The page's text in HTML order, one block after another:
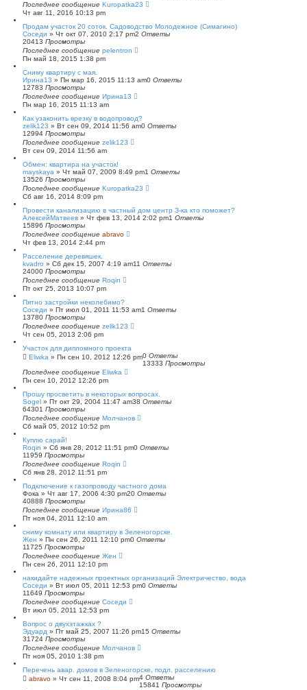
Последнее сообщение Kuropatka23
Чт авг 11, 2016 10:13 pm
Продам участок 20 соток. Садоводство Молодежное (Симагино)
Соседи » Чт окт 07, 2010 2:17 pm2 Ответы
20413 Просмотры
Последнее сообщение pelentron
Пн май 18, 2015 1:38 pm
Сниму квартиру с мая.
Ирина13 » Пн мар 16, 2015 11:13 am0 Ответы
12783 Просмотры
Последнее сообщение Ирина13
Пн мар 16, 2015 11:13 am
Как узаконить врезку в водопровод?
zelik123 » Вт сен 09, 2014 11:56 am0 Ответы
12994 Просмотры
Последнее сообщение zelik123
Вт сен 09, 2014 11:56 am
Обмен: квартира на участок!
mayskaya » Чт май 07, 2009 8:49 pm1 Ответы
13526 Просмотры
Последнее сообщение Kuropatka23
Сб авг 16, 2014 8:09 pm
Провести канализацию в частный дом центр З-ка кто поможет?
АлексейМатвеев » Чт фев 13, 2014 2:02 pm1 Ответы
15896 Просмотры
Последнее сообщение abravo
Чт фев 13, 2014 2:44 pm
Расселение деревяшек.
kvadro » Сб дек 15, 2007 4:19 am11 Ответы
24000 Просмотры
Последнее сообщение Roqin
Пт окт 25, 2013 10:07 pm
Пятно застройки неколебимо?
Соседи » Пт июл 01, 2011 11:53 am1 Ответы
13780 Просмотры
Последнее сообщение zelik123
Чт сен 05, 2013 2:06 pm
Участок для дипломного проекта
Eliwka » Пн сен 10, 2012 12:26 pm0 Ответы
13333 Просмотры
Последнее сообщение Eliwka
Пн сен 10, 2012 12:26 pm
Прошу просветить в некоторых вопросах.
Sogel » Пт окт 29, 2004 11:47 am38 Ответы
64301 Просмотры
Последнее сообщение Молчанов
Сб май 05, 2012 10:52 pm
Куплю сарай!
Roqin » Сб янв 28, 2012 11:51 pm0 Ответы
11959 Просмотры
Последнее сообщение Roqin
Сб янв 28, 2012 11:51 pm
Подключение к газопроводу частного дома
Фока » Чт авг 17, 2006 4:30 pm20 Ответы
40888 Просмотры
Последнее сообщение Ирина86
Пт ноя 04, 2011 12:10 am
сниму комнату или квартиру в Зеленогорске.
Жен » Пн сен 26, 2011 12:10 pm0 Ответы
11725 Просмотры
Последнее сообщение Жен
Пн сен 26, 2011 12:10 pm
накидайте надежных проектных организаций Электричество, вода
Соседи » Вт июл 05, 2011 12:53 pm0 Ответы
11649 Просмотры
Последнее сообщение Соседи
Вт июл 05, 2011 12:53 pm
Вопрос о двухэтажках ?
Эдуард » Пт май 25, 2007 11:26 pm15 Ответы
31724 Просмотры
Последнее сообщение Молчанов
Пт ноя 05, 2010 1:38 pm
Перечень авар. домов в Зеленогорске, подл. расселению
abravo » Чт сен 11, 2008 8:04 pm4 Ответы
15841 Просмотры